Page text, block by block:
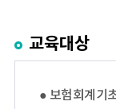
교육대상
● 보험회계기